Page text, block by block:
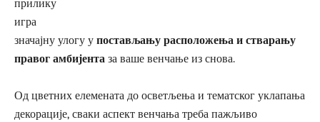
прилику
игра
значајну улогу у постављању расположења и стварању
правог амбијента за ваше венчање из снова.
Од цветних елемената до осветљења и тематског уклапања
декорације, сваки аспект венчања треба пажљиво